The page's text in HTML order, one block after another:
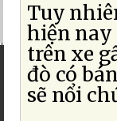
Tuy
hiện nay
trên xe
đò có
sẽ nổi